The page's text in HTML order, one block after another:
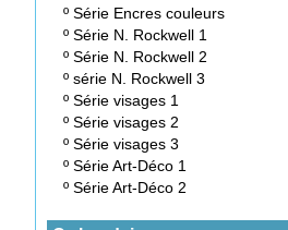
º Série Encres couleurs
º Série N. Rockwell 1
º Série N. Rockwell 2
º série N. Rockwell 3
º Série visages 1
º Série visages 2
º Série visages 3
º Série Art-Déco 1
º Série Art-Déco 2